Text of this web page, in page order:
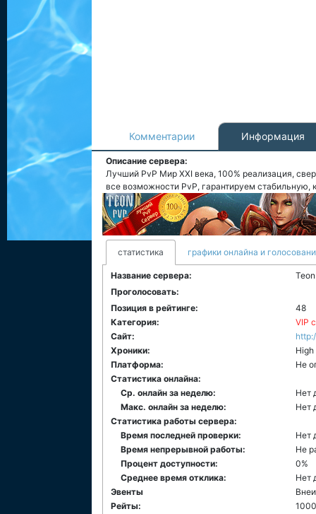
Комментарии Информация
Описание сервера:
Лучший PvP Мир XXI века, 100% реализация,
все возможности PvP, гарантируем стабильную,
статистика графики онлайна и
Название сервера:
Teon
Проголосовать:
Позиция в рейтинге:
48
Категория:
VIP
Сайт:
Хроники:
High
Платформа:
Не
Статистика онлайна:
Ср. онлайн за неделю:
Нет
Макс. онлайн за неделю:
Нет
Статистика работы сервера:
Время последней проверки:
Нет
Время непрерывной работы:
Не
Процент доступности:
0%
Среднее время отклика:
Нет
Эвенты
Рейты: